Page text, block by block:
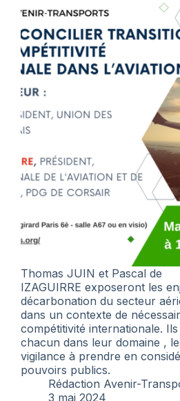
Thomas JUIN et Pascal de
IZAGUIRRE exposeront les
décarbonation du secteur
dans un contexte de
compétitivité internationale.
chacun dans leur domaine ,
vigilance à prendre en
pouvoirs publics.
Rédaction Avenir-
3 mai 2024